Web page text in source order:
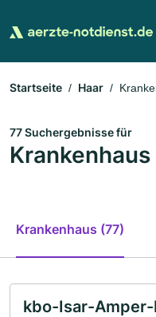
Startseite Haar
77 Suchergebnisse für
Krankenhaus (77)
kbo-Isar-